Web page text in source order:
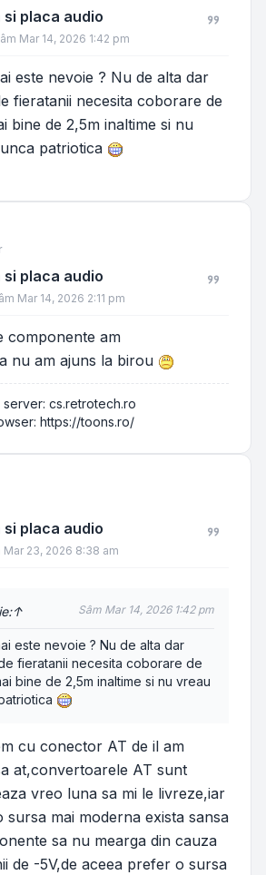
si placa audio
Mar 14, 2026 1:42 pm
este nevoie ? Nu de alta dar
fieratanii necesita coborare de
bine de 2,5m inaltime si nu
patriotica
si placa audio
Mar 14, 2026 2:11 pm
componente am
nu am ajuns la birou
server: cs.retrotech.ro
https://toons.ro/
si placa audio
Mar 23, 2026 8:38 am
↑ Sâm Mar 14, 2026 1:42 pm
este nevoie ? Nu de alta dar
fieratanii necesita coborare de
bine de 2,5m inaltime si nu vreau
cu conector AT de il am
at,convertoarele AT sunt
vreo luna sa mi le livreze,iar
sursa mai moderna exista sansa
sa nu mearga din cauza
de -5V,de aceea prefer o sursa